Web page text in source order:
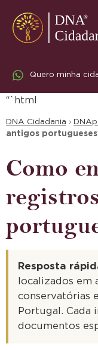
Quero minha
“`html
DNA Cidadania ›
antigos
Como
Resposta
localizados em
conservatórias
Portugal. Cada
documentos